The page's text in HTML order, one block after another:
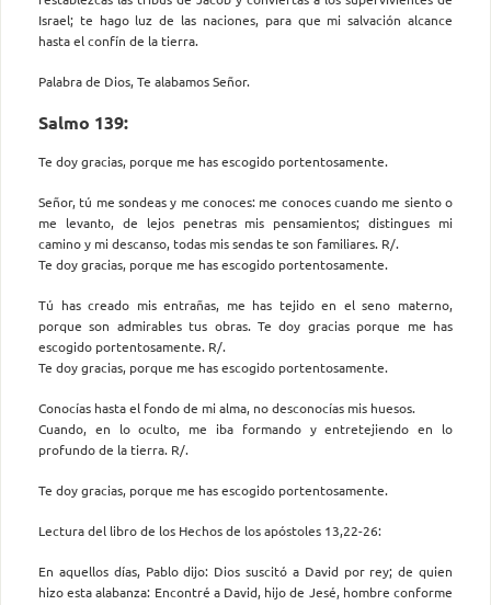
Israel; te hago luz de las naciones, para que mi salvación alcance
hasta el confín de la tierra.
Palabra de Dios, Te alabamos Señor.
Salmo 139:
Te doy gracias, porque me has escogido portentosamente.
Señor, tú me sondeas y me conoces: me conoces cuando me siento o
me levanto, de lejos penetras mis pensamientos; distingues mi
camino y mi descanso, todas mis sendas te son familiares. R/.
Te doy gracias, porque me has escogido portentosamente.
Tú has creado mis entrañas, me has tejido en el seno materno,
porque son admirables tus obras. Te doy gracias porque me has
escogido portentosamente. R/.
Te doy gracias, porque me has escogido portentosamente.
Conocías hasta el fondo de mi alma, no desconocías mis huesos.
Cuando, en lo oculto, me iba formando y entretejiendo en lo
profundo de la tierra. R/.
Te doy gracias, porque me has escogido portentosamente.
Lectura del libro de los Hechos de los apóstoles 13,22-26:
En aquellos días, Pablo dijo: Dios suscitó a David por rey; de quien
hizo esta alabanza: Encontré a David, hijo de Jesé, hombre conforme